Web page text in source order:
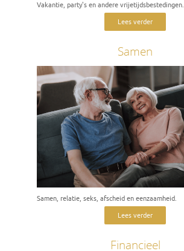
Vakantie, party's en andere vrijetijdsbestedingen.
Lees verder
Samen
Samen, relatie, seks, afscheid en eenzaamheid.
Lees verder
Financieel